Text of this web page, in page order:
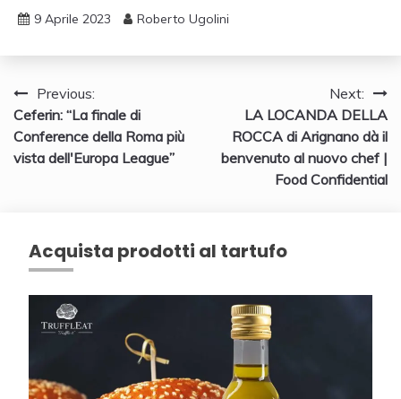
9 Aprile 2023 Roberto Ugolini
Navigazione
articoli
Previous:
Ceferin: “La finale di
Conference della Roma più
vista dell'Europa League”
Next:
LA LOCANDA DELLA
ROCCA di Arignano dà il
benvenuto al nuovo chef |
Food Confidential
Acquista prodotti al tartufo